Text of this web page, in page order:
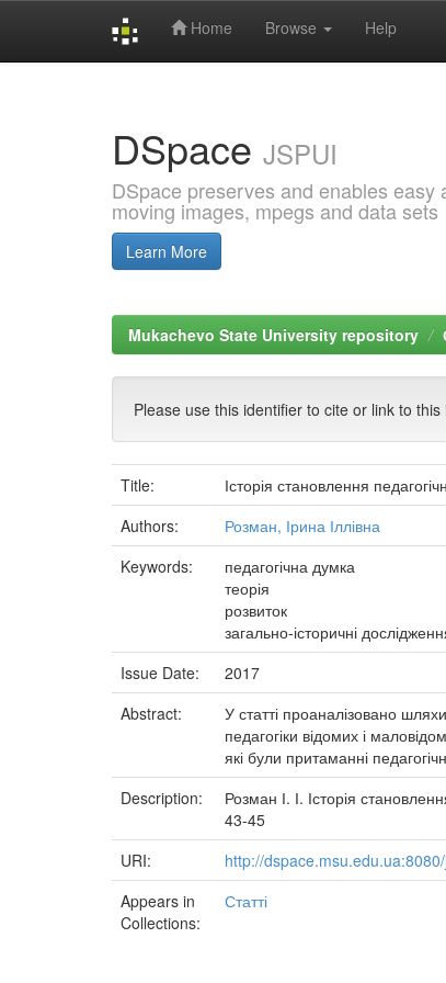
Home Browse Help
DSpace JSPUI
DSpace preserves and enables
moving images, mpegs and data sets
Learn More
Mukachevo State University repository
Please use this identifier to cite or link to this
Title:
Історія становлення
Authors:
Розман, Ірина Іллівна
Keywords:
педагогічна думка
теорія
розвиток
загально-історичні
Issue Date:
2017
Abstract:
У статті проаналізовано
педагогіки відомих і
які були притаманні
Description:
Розман І. І. Історія
43-45
URI:
http://
Appears in
Collections:
Статті